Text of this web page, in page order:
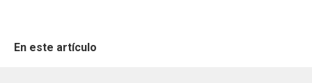
En este artículo